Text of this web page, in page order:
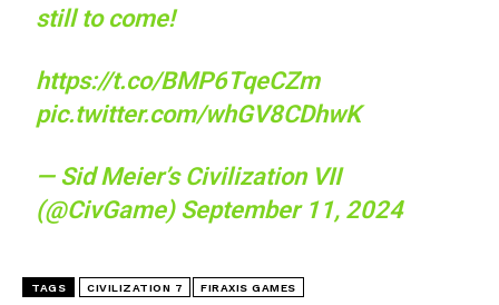
still to come!
https://t.co/BMP6TqeCZm
pic.twitter.com/whGV8CDhwK
— Sid Meier’s Civilization VII
(@CivGame) September 11, 2024
TAGS CIVILIZATION 7 FIRAXIS GAMES